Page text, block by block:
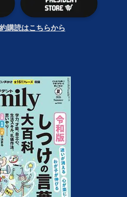
購読はこちらから